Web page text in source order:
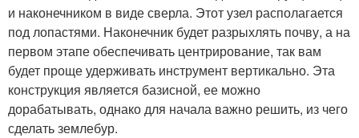
и наконечником в виде сверла. Этот узел располагается
под лопастями. Наконечник будет разрыхлять почву, а на
первом этапе обеспечивать центрирование, так вам
будет проще удерживать инструмент вертикально. Эта
конструкция является базисной, ее можно
дорабатывать, однако для начала важно решить, из чего
сделать землебур.